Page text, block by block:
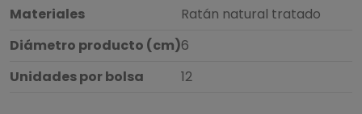
Materiales
Ratán natural tratado
Diámetro producto (cm)6
Unidades por bolsa
12